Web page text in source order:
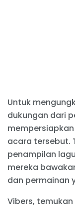
Untuk
dukungan dari
acara tersebut.
penampilan
mereka
dan permainan
Vibers,